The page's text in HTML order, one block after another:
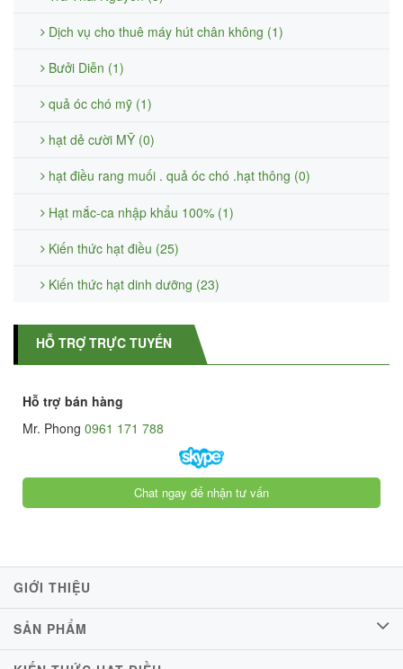
Dịch vụ cho thuê máy hút chân không (1)
Bưởi Diễn (1)
quả óc chó mỹ (1)
hạt dẻ cười MỸ (0)
hạt điều rang muối . quả óc chó .hạt thông (0)
Hạt mắc-ca nhập khẩu 100% (1)
Kiến thức hạt điều (25)
Kiến thức hạt dinh dưỡng (23)
HỖ TRỢ TRỰC TUYẾN
Hỗ trợ bán hàng
Mr. Phong 0961 171 788
Chat ngay để nhận tư vấn
GIỚI THIỆU
SẢN PHẨM